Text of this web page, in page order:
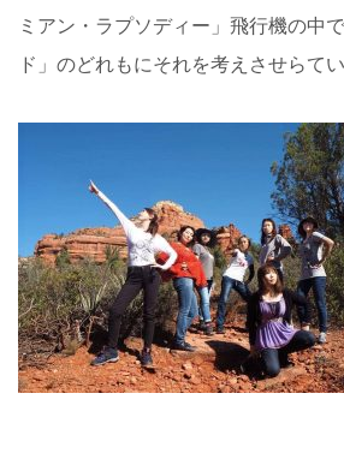
ミアン・ラプソディー」飛行機の中
ド」のどれもにそれを考えさせらて